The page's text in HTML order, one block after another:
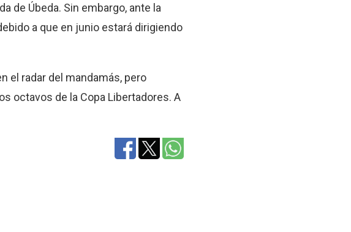
de Úbeda. Sin embargo, ante la
a que en junio estará dirigiendo
el radar del mandamás, pero
octavos de la Copa Libertadores. A